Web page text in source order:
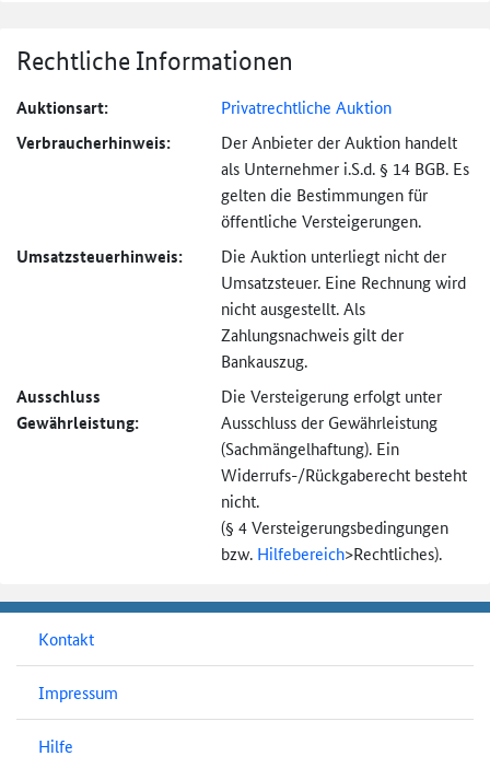
Rechtliche Informationen
Auktionsart: Privatrechtliche Auktion
Verbraucher­hinweis:
Der Anbieter der Auktion handelt
als Unternehmer i.S.d. § 14 BGB. Es
gelten die Bestimmungen für
öffentliche Versteigerungen.
Umsatzsteuer­hinweis:
Die Auktion unterliegt nicht der
Umsatzsteuer. Eine Rechnung wird
nicht ausgestellt. Als
Zahlungsnachweis gilt der
Bankauszug.
Ausschluss
Gewährleistung:
Die Versteigerung erfolgt unter
Ausschluss der Gewährleistung
(Sachmängel­haftung). Ein
Widerrufs-/Rückgaberecht besteht
nicht.
(§ 4 Versteigerungs­bedingungen
bzw. Hilfebereich>Rechtliches).
Kontakt
Impressum
Hilfe